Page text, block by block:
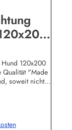
120x200
Qualität "Made
soweit nicht
Weg 12